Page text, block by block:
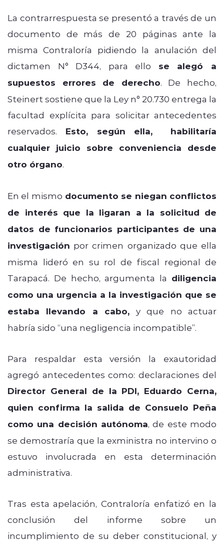
La contrarrespuesta se presentó a través de un
documento de más de 20 páginas ante la
misma Contraloría pidiendo la anulación del
dictamen N° D344, para ello se alegó a
supuestos errores de derecho. De hecho,
Steinert sostiene que la Ley n° 20.730 entrega la
facultad explícita para solicitar antecedentes
reservados. Esto, según ella, habilitaría
cualquier juicio sobre conveniencia desde
otro órgano.
En el mismo documento se niegan conflictos
de interés que la ligaran a la solicitud de
datos de funcionarios participantes de una
investigación por crimen organizado que ella
misma lideró en su rol de fiscal regional de
Tarapacá. De hecho, argumenta la diligencia
como una urgencia a la investigación que se
estaba llevando a cabo, y que no actuar
habría sido “una negligencia incompatible”.
Para respaldar esta versión la exautoridad
agregó antecedentes como: declaraciones del
Director General de la PDI, Eduardo Cerna,
quien confirma la salida de Consuelo Peña
como una decisión autónoma, de este modo
se demostraría que la exministra no intervino o
estuvo involucrada en esta determinación
administrativa.
Tras esta apelación, Contraloría enfatizó en la
conclusión del informe sobre un
incumplimiento de su deber constitucional, y